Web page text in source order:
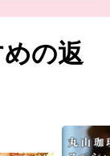
ていただけれ
の返